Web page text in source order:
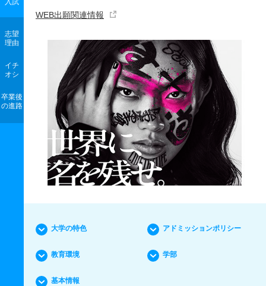
WEB出願関連情報
志望
理由
イチ
オシ
卒業後
の進路
大学の特色 アドミッションポリシー
教育環境 学部
基本情報